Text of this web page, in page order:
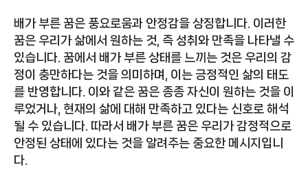
배가 부른 꿈은 풍요로움과 안정감을 상징합니다. 이러한
꿈은 우리가 삶에서 원하는 것, 즉 성취와 만족을 나타낼 수
있습니다. 꿈에서 배가 부른 상태를 느끼는 것은 우리의 감
정이 충만하다는 것을 의미하며, 이는 긍정적인 삶의 태도
를 반영합니다. 이와 같은 꿈은 종종 자신이 원하는 것을 이
루었거나, 현재의 삶에 대해 만족하고 있다는 신호로 해석
될 수 있습니다. 따라서 배가 부른 꿈은 우리가 감정적으로
안정된 상태에 있다는 것을 알려주는 중요한 메시지입니
다.